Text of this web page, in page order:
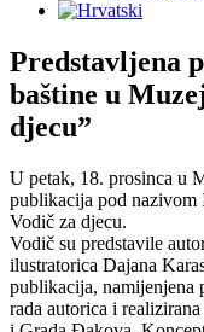
Predstavljena
baštine u
djecu”
U petak, 18. prosinca u
publikacija pod nazivom
Vodič za djecu.
Vodič su predstavile
ilustratorica Dajana
publikacija, namijenjena
rada autorica i